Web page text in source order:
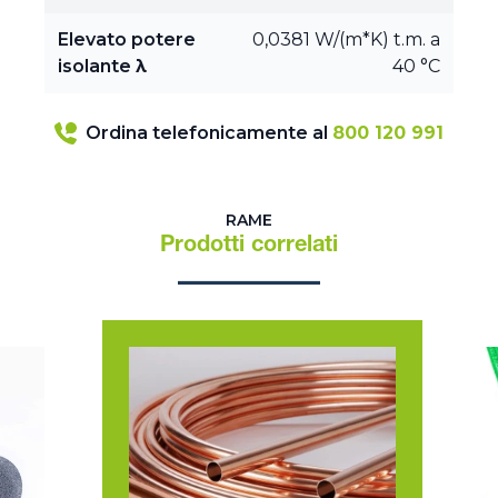
Elevato potere
isolante λ
0,0381 W/(m*K) t.m. a
40 °C
Ordina telefonicamente al 800 120 991
RAME
Prodotti correlati